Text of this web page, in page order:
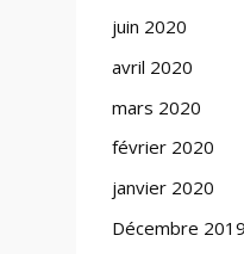
juin 2020
avril 2020
mars 2020
février 2020
janvier 2020
Décembre 2019